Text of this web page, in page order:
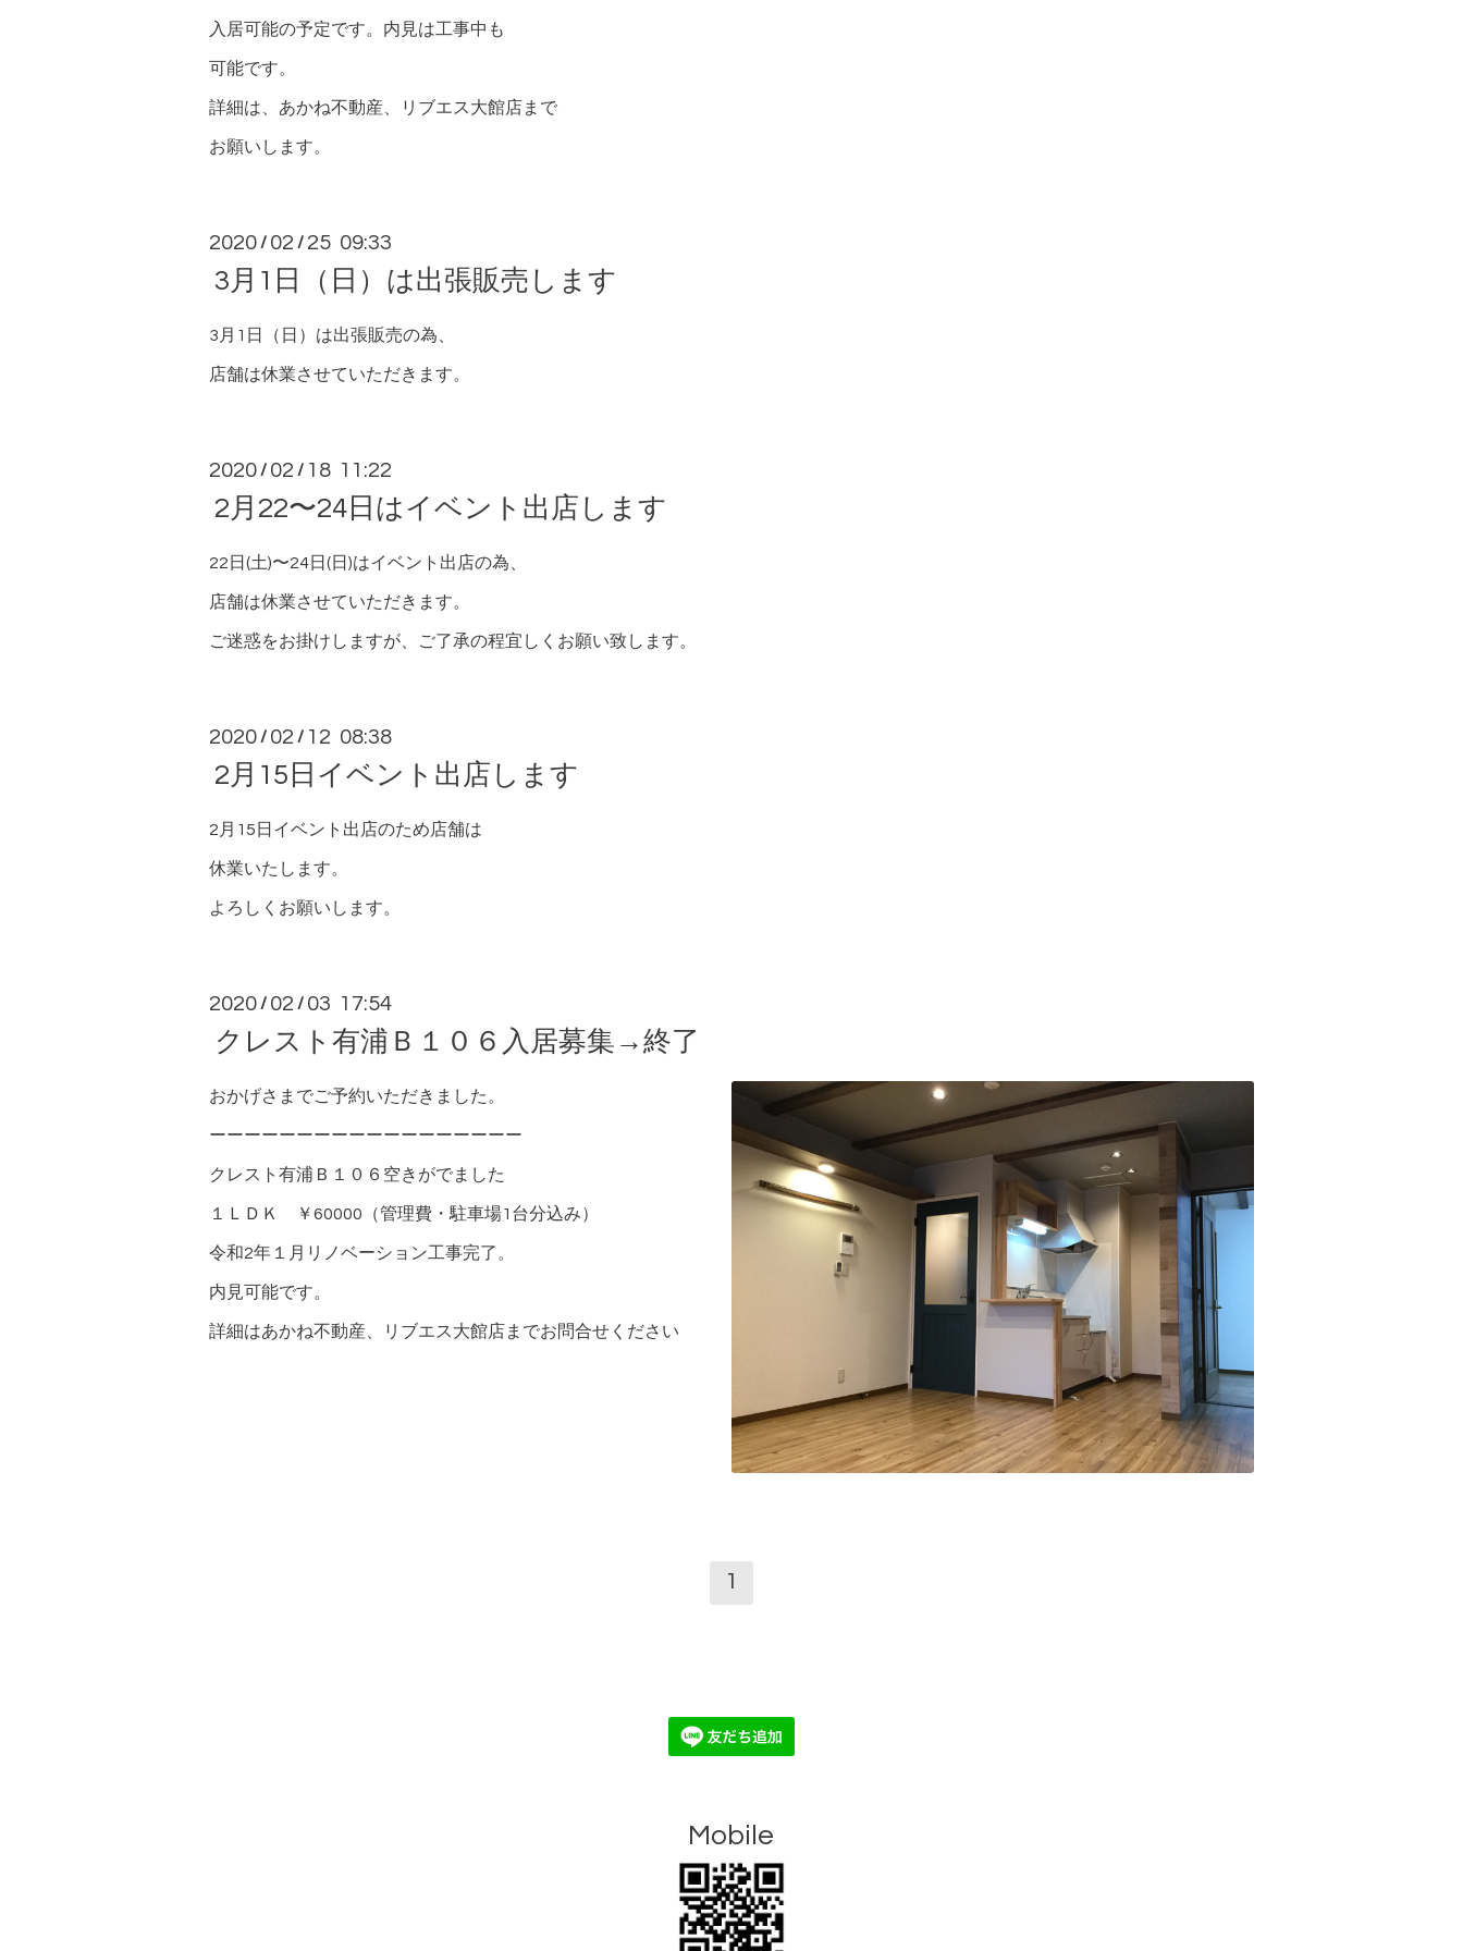
入居可能の予定です。内見は工事中も
可能です。
詳細は、あかね不動産、 リブエス 大館店まで
お願いします。
2020 / 02 / 25 09:33
3月1日（日）は出張販売します
3月1日（日）は出張販売の為、
店舗は休業させていただきます。
2020 / 02 / 18 11:22
2月22〜24日はイベント出店します
22日(土)〜24日(日)はイベント出店の為、
店舗は休業させていただきます。
ご迷惑をお掛けしますが、ご了承の程宜しくお願い致します。
2020 / 02 / 12 08:38
2月15日イベント出店します
2月15日イベント出店のため店舗は
休業いたします。
よろしくお願いします。
2020 / 02 / 03 17:54
クレスト有浦Ｂ１０６入居募集→終了
おかげさまでご予約いただきました。
ーーーーーーーーーーーーーーーーーー
クレスト有浦Ｂ１０６空きがでました
１ＬＤＫ ￥60000（管理費・駐車場1台分込み）
令和2年１月リノベーション工事完了。
内見可能です。
詳細はあかね不動産、 リブエス大館店 までお問合せください
1
Mobile